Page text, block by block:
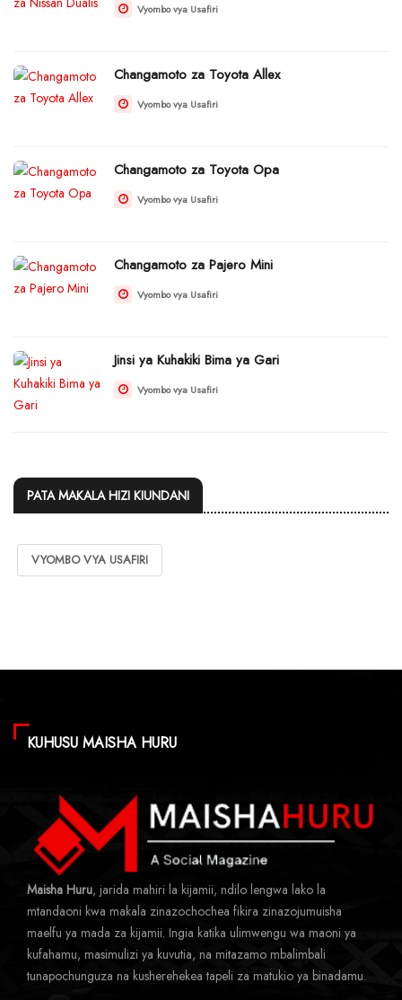
Vyombo vya Usafiri
Changamoto za Toyota Allex
Vyombo vya Usafiri
Changamoto za Toyota Opa
Vyombo vya Usafiri
Changamoto za Pajero Mini
Vyombo vya Usafiri
Jinsi ya Kuhakiki Bima ya Gari
Vyombo vya Usafiri
PATA MAKALA HIZI KIUNDANI
VYOMBO VYA USAFIRI
KUHUSU MAISHA HURU
Maisha Huru, jarida mahiri la kijamii, ndilo lengwa lako la
mtandaoni kwa makala zinazochochea fikira zinazojumuisha
maelfu ya mada za kijamii. Ingia katika ulimwengu wa maoni ya
kufahamu, masimulizi ya kuvutia, na mitazamo mbalimbali
tunapochunguza na kusherehekea tapeli za matukio ya binadamu.